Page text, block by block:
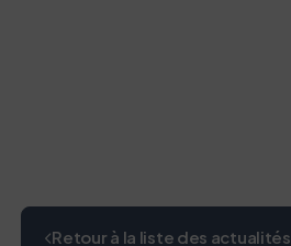
Retour à la liste des actualités